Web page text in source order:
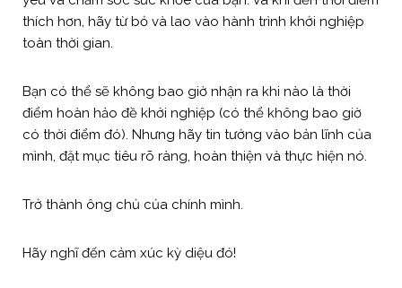
thích hơn, hãy từ bỏ và lao vào hành trình khởi nghiệp
toàn thời gian.
Bạn có thể sẽ không bao giờ nhận ra khi nào là thời
điểm hoàn hảo đề khởi nghiệp (có thể không bao giờ
có thời điểm đó). Nhưng hãy tin tưởng vào bản lĩnh của
mình, đặt mục tiêu rõ ràng, hoàn thiện và thực hiện nó.
Trở thành ông chủ của chính mình.
Hãy nghĩ đến cảm xúc kỳ diệu đó!